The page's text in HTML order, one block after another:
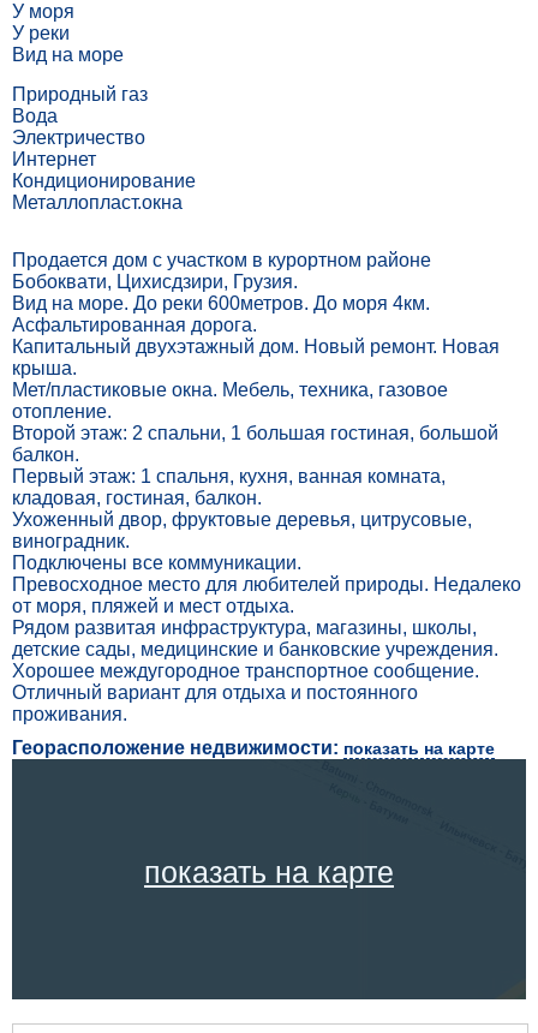
У моря
У реки
Вид на море
Природный газ
Вода
Электричество
Интернет
Кондиционирование
Металлопласт.окна
Продается дом с участком в курортном районе
Бобоквати, Цихисдзири, Грузия.
Вид на море. До реки 600метров. До моря 4км.
Асфальтированная дорога.
Капитальный двухэтажный дом. Новый ремонт. Новая
крыша.
Мет/пластиковые окна. Мебель, техника, газовое
отопление.
Второй этаж: 2 спальни, 1 большая гостиная, большой
балкон.
Первый этаж: 1 спальня, кухня, ванная комната,
кладовая, гостиная, балкон.
Ухоженный двор, фруктовые деревья, цитрусовые,
виноградник.
Подключены все коммуникации.
Превосходное место для любителей природы. Недалеко
от моря, пляжей и мест отдыха.
Рядом развитая инфраструктура, магазины, школы,
детские сады, медицинские и банковские учреждения.
Хорошее междугородное транспортное сообщение.
Отличный вариант для отдыха и постоянного
проживания.
Георасположение недвижимости: показать на карте
показать на карте